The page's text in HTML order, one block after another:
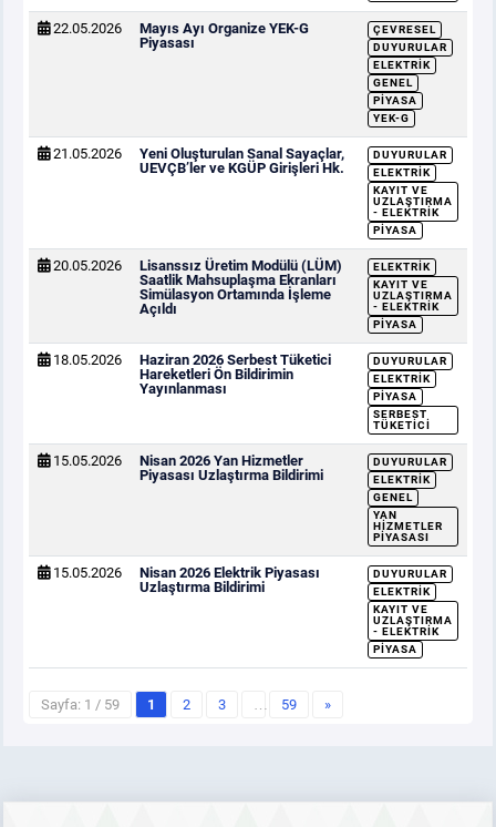
22.05.2026
Mayıs Ayı Organize YEK-G
Piyasası
ÇEVRESEL
DUYURULAR
ELEKTRIK
GENEL
PIYASA
YEK-G
21.05.2026
Yeni Oluşturulan Sanal Sayaçlar,
UEVÇB’ler ve KGÜP Girişleri Hk.
DUYURULAR
ELEKTRIK
KAYIT VE
UZLAŞTIRMA
- ELEKTRIK
PIYASA
20.05.2026
Lisanssız Üretim Modülü (LÜM)
Saatlik Mahsuplaşma Ekranları
Simülasyon Ortamında İşleme
Açıldı
ELEKTRIK
KAYIT VE
UZLAŞTIRMA
- ELEKTRIK
PIYASA
18.05.2026
Haziran 2026 Serbest Tüketici
Hareketleri Ön Bildirimin
Yayınlanması
DUYURULAR
ELEKTRIK
PIYASA
SERBEST
TÜKETICI
15.05.2026
Nisan 2026 Yan Hizmetler
Piyasası Uzlaştırma Bildirimi
DUYURULAR
ELEKTRIK
GENEL
YAN
HIZMETLER
PIYASASI
15.05.2026
Nisan 2026 Elektrik Piyasası
Uzlaştırma Bildirimi
DUYURULAR
ELEKTRIK
KAYIT VE
UZLAŞTIRMA
- ELEKTRIK
PIYASA
Sayfa: 1 / 59 1 2 3 … 59 »